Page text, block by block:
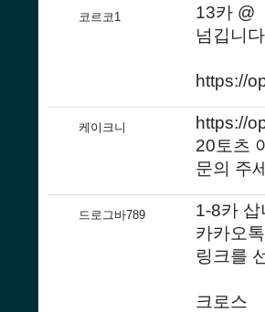
코르코1
13카 @
넘깁니다
https://
케이크니
https://
20토츠
문의 주
드로그바789
1-8카 삽
카카오
링크를
크로스